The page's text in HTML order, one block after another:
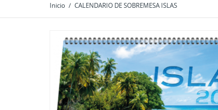
Inicio CALENDARIO DE SOBREMESA ISLAS